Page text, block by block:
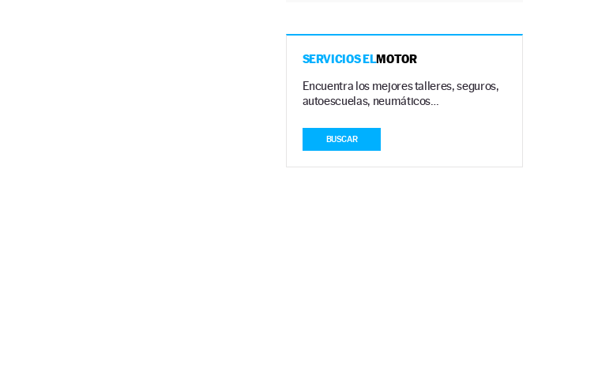
SERVICIOS ELMOTOR
Encuentra los mejores talleres, seguros,
autoescuelas, neumáticos…
BUSCAR